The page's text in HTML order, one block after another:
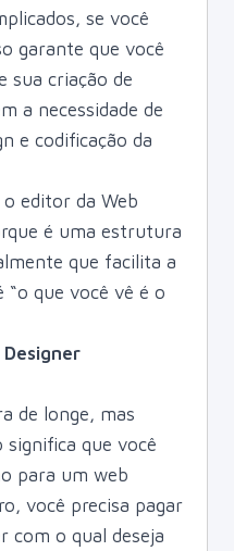
se você
garante que você
sua criação de
a necessidade de
e codificação da
editor da Web
é uma estrutura
que facilita a
que você vê é o
de longe, mas
significa que você
para um web
você precisa pagar
com o qual deseja